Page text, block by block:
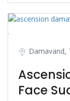
Damavand,
Face